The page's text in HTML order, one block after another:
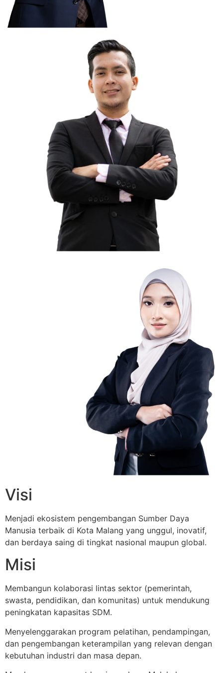
Visi
Menjadi ekosistem pengembangan Sumber Daya
Manusia terbaik di Kota Malang yang unggul, inovatif,
dan berdaya saing di tingkat nasional maupun global.
Misi
Membangun kolaborasi lintas sektor (pemerintah,
swasta, pendidikan, dan komunitas) untuk mendukung
peningkatan kapasitas SDM.
Menyelenggarakan program pelatihan, pendampingan,
dan pengembangan keterampilan yang relevan dengan
kebutuhan industri dan masa depan.